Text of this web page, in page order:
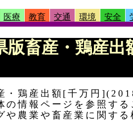
医療 教育 交通 環境 安全
畜産・鶏産出
・鶏産出額[千万円
情報ページを参照する
農業や畜産業に関す